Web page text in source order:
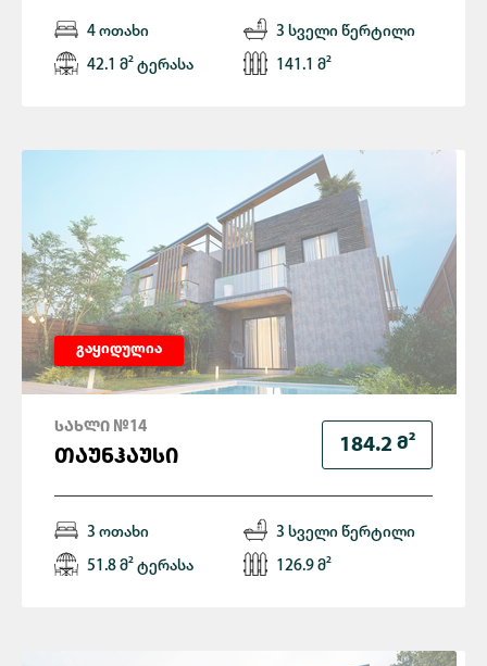
4 ოთახი 3 სველი წერტილი
42.1 მ² ტერასა 141.1 მ²
გაყიდულია
184.2 Მ²
ᲡᲐᲮᲚᲘ №14
ᲗᲐᲣᲜᲰᲐᲣᲡᲘ
3 ოთახი 3 სველი წერტილი
51.8 მ² ტერასა 126.9 მ²